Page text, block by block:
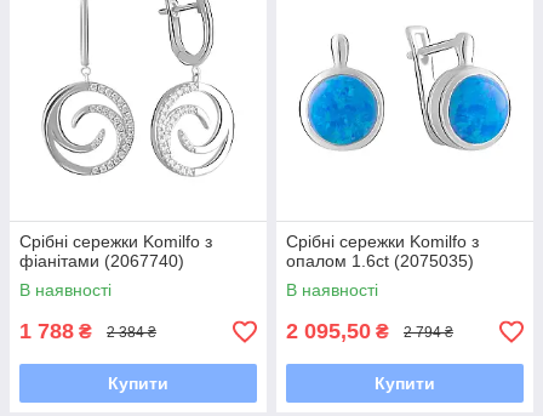
Срібні сережки Komilfo з
фіанітами (2067740)
В наявності
1 788 ₴ 2 384 ₴
Купити
Срібні сережки Komilfo з
опалом 1.6ct (2075035)
В наявності
2 095,50 ₴ 2 794 ₴
Купити